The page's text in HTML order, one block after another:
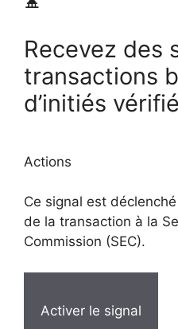
Recevez des
transactions
d’initiés
Actions
Ce signal est
de la transaction à la
Commission (SEC).
Activer le signal